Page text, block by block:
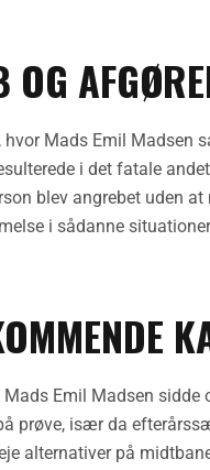
Mads Emil Madsen
i det fatale
blev angrebet uden
i sådanne
Emil Madsen sidde
prøve, især da
alternativer på